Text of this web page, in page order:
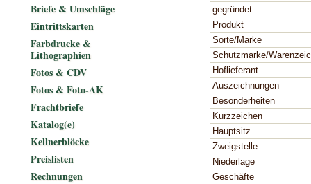
gegründet
Produkt
Sorte/Marke
Schutzmarke/
Hoflieferant
Auszeichnungen
Besonderheiten
Kurzzeichen
Hauptsitz
Zweigstelle
Niederlage
Geschäfte
Briefe & Umschläge
Eintrittskarten
Farbdrucke &
Lithographien
Fotos & CDV
Fotos & Foto-AK
Frachtbriefe
Katalog(e)
Kellnerblöcke
Preislisten
Rechnungen